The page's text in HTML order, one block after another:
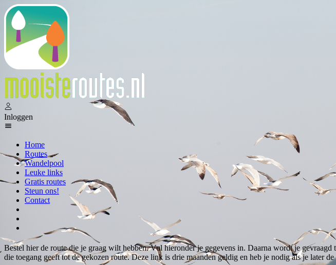
Inloggen
Home
Routes
Wandelpool
Leuke links
Gratis routes
Steun ons!
Contact
Bestel hier de route die je graag wilt hebben. Vul hieronder je gegevens in. Daarna wordt je
die toegang geeft tot de gekozen route. Deze link is drie maanden geldig en heb je nodig als je later